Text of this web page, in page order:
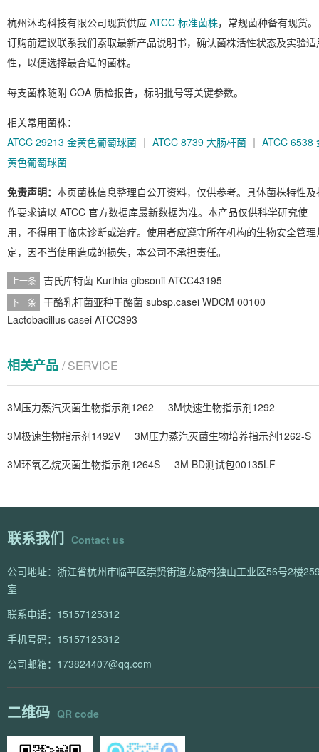
杭州沐昀科技有限公司现货供应 ATCC 标准菌株，常规菌种备有现货。
订购前建议联系我们索取最新产品说明书，确认菌株活性状态及实验适
性，以便选择最合适的菌株。
每支菌株随附 COA 质检报告，标明批号等关键参数。
相关常用菌株：
ATCC 29213 金黄色葡萄球菌 ｜ ATCC 8739 大肠杆菌 ｜ ATCC 6538
黄色葡萄球菌
免责声明： 本页菌株信息整理自公开资料，仅供参考。具体菌株特性及
作要求请以 ATCC 官方数据库最新数据为准。本产品仅供科学研究使
用，不得用于临床诊断或治疗。使用者应遵守所在机构的生物安全管理
定，因不当使用造成的损失，本公司不承担责任。
上一条 吉氏库特菌 Kurthia gibsonii ATCC43195
下一条
干酪乳杆菌亚种干酪菌 subsp.casei WDCM 00100
Lactobacillus casei ATCC393
相关产品 / SERVICE
3M压力蒸汽灭菌生物指示剂1262
3M快速生物指示剂1292
3M极速生物指示剂1492V
3M压力蒸汽灭菌生物培养指示剂1262-S
3M环氧乙烷灭菌生物指示剂1264S
3M BD测试包00135LF
联系我们 Contact us
公司地址：浙江省杭州市临平区崇贤街道龙旋村独山工业区56号2楼
室
联系电话：15157125312
手机号码：15157125312
公司邮箱：173824407@qq.com
二维码 QR code